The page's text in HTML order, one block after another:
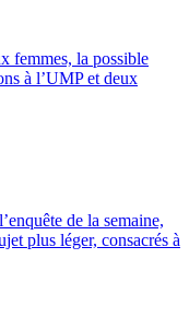
femmes, la possible
à l’UMP et deux
de la semaine,
plus léger, consacrés à